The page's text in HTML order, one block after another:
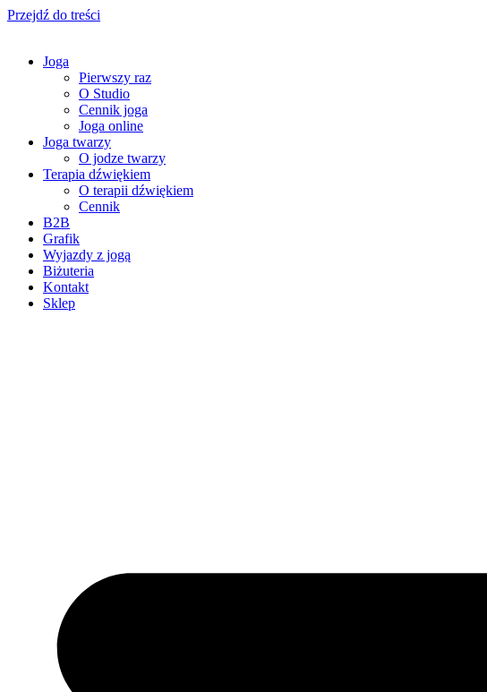
Przejdź do treści
Joga
Pierwszy raz
O Studio
Cennik joga
Joga online
Joga twarzy
O jodze twarzy
Terapia dźwiękiem
O terapii dźwiękiem
Cennik
B2B
Grafik
Wyjazdy z jogą
Biżuteria
Kontakt
Sklep